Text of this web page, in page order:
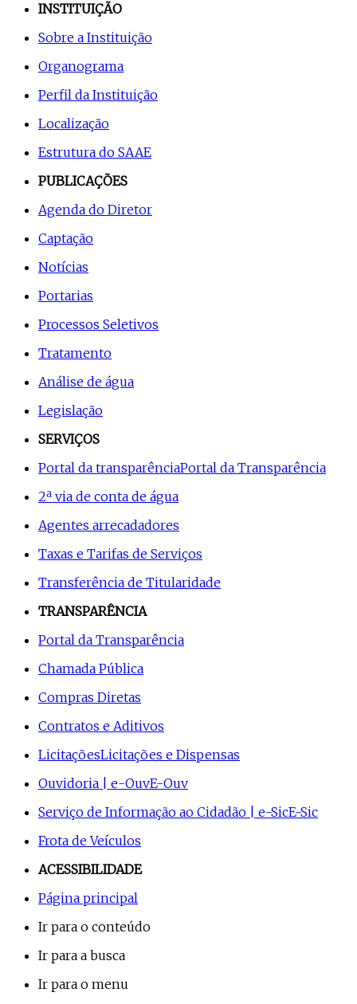
INSTITUIÇÃO
Sobre a Instituição
Organograma
Perfil da Instituição
Localização
Estrutura do SAAE
PUBLICAÇÕES
Agenda do Diretor
Captação
Notícias
Portarias
Processos Seletivos
Tratamento
Análise de água
Legislação
SERVIÇOS
Portal da transparênciaPortal da Transparência
2ª via de conta de água
Agentes arrecadadores
Taxas e Tarifas de Serviços
Transferência de Titularidade
TRANSPARÊNCIA
Portal da Transparência
Chamada Pública
Compras Diretas
Contratos e Aditivos
LicitaçõesLicitações e Dispensas
Ouvidoria | e-OuvE-Ouv
Serviço de Informação ao Cidadão | e-SicE-Sic
Frota de Veículos
ACESSIBILIDADE
Página principal
Ir para o conteúdo
Ir para a busca
Ir para o menu